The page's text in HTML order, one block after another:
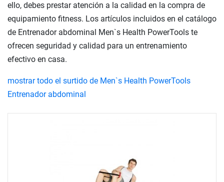
ello, debes prestar atención a la calidad en la compra de
equipamiento fitness. Los artículos incluidos en el catálogo
de Entrenador abdominal Men`s Health PowerTools te
ofrecen seguridad y calidad para un entrenamiento
efectivo en casa.
mostrar todo el surtido de Men`s Health PowerTools
Entrenador abdominal